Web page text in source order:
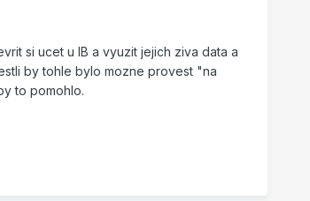
si ucet u IB a vyuzit jejich ziva data a
by tohle bylo mozne provest "na
to pomohlo.